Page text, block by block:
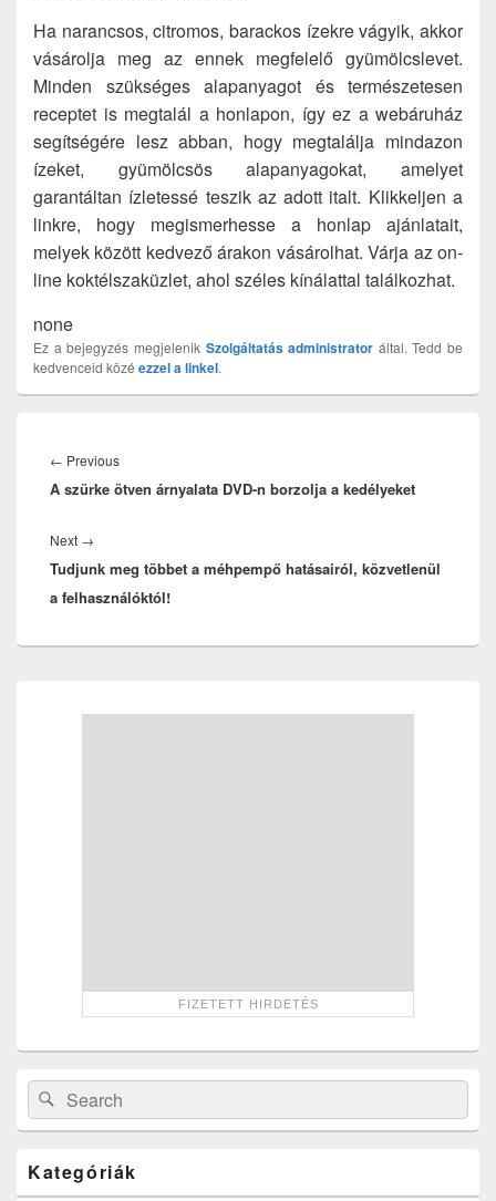
Ha narancsos, citromos, barackos ízekre vágyik, akkor
vásárolja meg az ennek megfelelő gyümölcslevet.
Minden szükséges alapanyagot és természetesen
receptet is megtalál a honlapon, így ez a webáruház
segítségére lesz abban, hogy megtalálja mindazon
ízeket, gyümölcsös alapanyagokat, amelyet
garantáltan ízletessé teszik az adott italt. Klikkeljen a
linkre, hogy megismerhesse a honlap ajánlatait,
melyek között kedvező árakon vásárolhat. Várja az on-
line koktélszaküzlet, ahol széles kínálattal találkozhat.
none
Ez a bejegyzés megjelenik Szolgáltatás administrator által. Tedd be
kedvenceid közé ezzel a linkel.
navigáció
← PreviousPrevious
post:
A szürke ötven árnyalata DVD-n borzolja a kedélyeket
Next →
post:
Tudjunk meg többet a méhpempő hatásairól, közvetlenül
a felhasználóktól!
Search
for:
Search
Kategóriák